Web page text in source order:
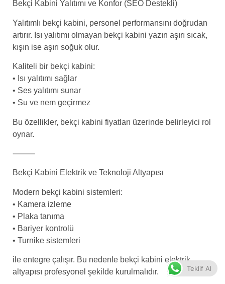
Bekçi Kabini Yalıtımı ve Konfor (SEO Destekli)
Yalıtımlı bekçi kabini, personel performansını doğrudan
artırır. Isı yalıtımı olmayan bekçi kabini yazın aşırı sıcak,
kışın ise aşırı soğuk olur.
Kaliteli bir bekçi kabini:
• Isı yalıtımı sağlar
• Ses yalıtımı sunar
• Su ve nem geçirmez
Bu özellikler, bekçi kabini fiyatları üzerinde belirleyici rol
oynar.
⸻
Bekçi Kabini Elektrik ve Teknoloji Altyapısı
Modern bekçi kabini sistemleri:
• Kamera izleme
• Plaka tanıma
• Bariyer kontrolü
• Turnike sistemleri
ile entegre çalışır. Bu nedenle bekçi kabini elektrik
altyapısı profesyonel şekilde kurulmalıdır.
Teklif Al